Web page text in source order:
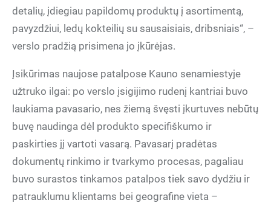
detalių, įdiegiau papildomų produktų į asortimentą,
pavyzdžiui, ledų kokteilių su sausaisiais, dribsniais“, –
verslo pradžią prisimena jo įkūrėjas.
Įsikūrimas naujose patalpose Kauno senamiestyje
užtruko ilgai: po verslo įsigijimo rudenį kantriai buvo
laukiama pavasario, nes žiemą švęsti įkurtuves nebūtų
buvę naudinga dėl produkto specifiškumo ir
paskirties jį vartoti vasarą. Pavasarį pradėtas
dokumentų rinkimo ir tvarkymo procesas, pagaliau
buvo surastos tinkamos patalpos tiek savo dydžiu ir
patrauklumu klientams bei geografine vieta –